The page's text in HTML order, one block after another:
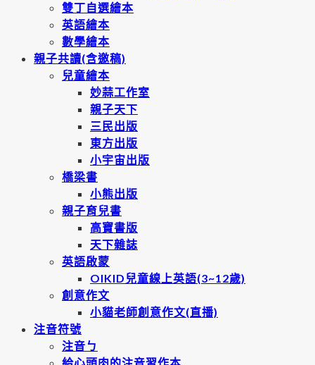
雙丁自選繪本
英語繪本
數學繪本
親子共讀(含邀稿)
兒童繪本
妙蒜工作室
親子天下
三民出版
東方出版
小宇宙出版
橋梁書
小熊出版
親子育兒書
高寶書版
天下雜誌
英語啟蒙
OIKID兒童線上英語(3~12歲)
創意作文
小貓老師創意作文(直播)
注音符號
注音ㄅ